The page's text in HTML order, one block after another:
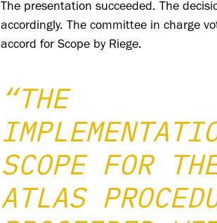
The presentation succeeded. The
accordingly. The committee in charge
accord for Scope by Riege.
“THE
SCOPE FOR
ATLAS